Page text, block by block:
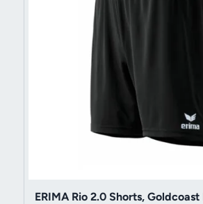
ERIMA Rio 2.0 Shorts,